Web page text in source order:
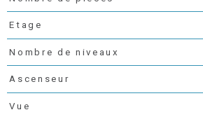
Etage
Nombre de niveaux
Ascenseur
Vue